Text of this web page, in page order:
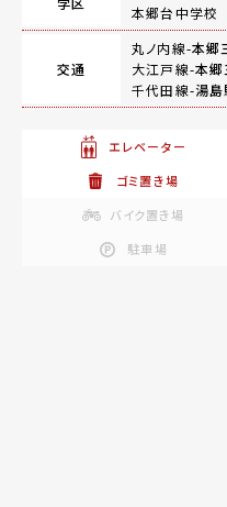
本郷台中学校
交通
丸ノ内線-本郷
大江戸線-本郷
千代田線-湯島
エレベーター
ゴミ置き場
バイク置き場
駐車場